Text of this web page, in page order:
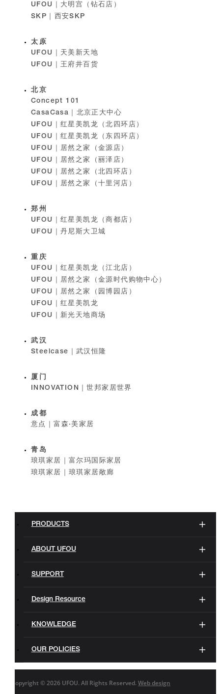
Find Us
UFOU｜大明宫（钻石店）
SKP｜西安SKP
太原
UFOU｜天美新天地
UFOU｜王府井百货
北京
Concept 101
CasaCasa｜北京正大中心
UFOU｜红星美凯龙（北四环店）
UFOU｜红星美凯龙（东四环店）
UFOU｜居然之家（金源店）
UFOU｜居然之家（丽泽店）
UFOU｜居然之家（北四环店）
UFOU｜居然之家（十里河店）
郑州
UFOU｜红星美凯龙（商都店）
UFOU｜丹尼斯大卫城
重庆
UFOU｜红星美凯龙（江北店）
UFOU｜居然之家（金源时代购物中心）
UFOU｜居然之家（园博园店）
UFOU｜红星美凯龙
UFOU｜新光天地商场
武汉
Steelcase｜武汉恒隆
厦门
INNOVATION｜世邦家居世界
成都
意点｜富森·美家居
青岛
琅琪家居｜富尔玛国际家居
琅琪家居｜琅琪家居敞廊
PRODUCTS
ABOUT UFOU
SUPPORT
Design Resource
KNOWLEDGE
OUR POLICIES
Copyright ©2026 UFOU. All Rights Reserved.Web design